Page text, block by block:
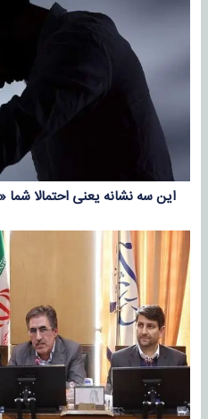
این سه نشانه‌ یعنی احتمالا